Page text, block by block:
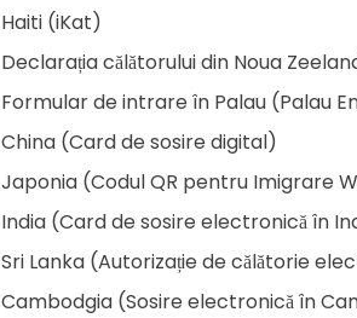
Haiti (iKat)
Declarația călătorului din Noua
Formular de intrare în Palau (Palau
China (Card de sosire digital)
Japonia (Codul QR pentru Imigrare
India (Card de sosire electronică în
Sri Lanka (Autorizație de călătorie
Cambodgia (Sosire electronică în